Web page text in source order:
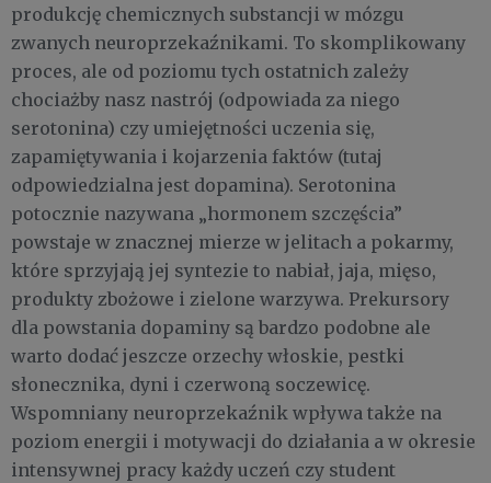
produkcję chemicznych substancji w mózgu
zwanych neuroprzekaźnikami. To skomplikowany
proces, ale od poziomu tych ostatnich zależy
chociażby nasz nastrój (odpowiada za niego
serotonina) czy umiejętności uczenia się,
zapamiętywania i kojarzenia faktów (tutaj
odpowiedzialna jest dopamina). Serotonina
potocznie nazywana „hormonem szczęścia”
powstaje w znacznej mierze w jelitach a pokarmy,
które sprzyjają jej syntezie to nabiał, jaja, mięso,
produkty zbożowe i zielone warzywa. Prekursory
dla powstania dopaminy są bardzo podobne ale
warto dodać jeszcze orzechy włoskie, pestki
słonecznika, dyni i czerwoną soczewicę.
Wspomniany neuroprzekaźnik wpływa także na
poziom energii i motywacji do działania a w okresie
intensywnej pracy każdy uczeń czy student